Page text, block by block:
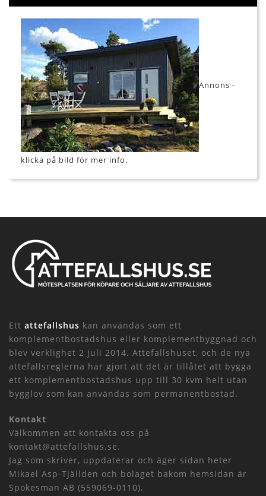
Annons -
klicka på bild för mer info.
Ett attefallshus kan användas som ett
komplementbostadshus eller komplementbyggnad och
blev verklighet 2 juli 2014. Attefallshuset, och de nya
attefallsreglerna har gjort att det är tillåtet att bygga
ett komplementbostadshus upp till 30 kvm helt utan
bygglov som kan användas som permanentbostad.
Kontakt
Välkommen att kontakta oss på
kontakt@attefallshus.se.
Jag som skriver, uppdaterar och äger sidan heter
Mikael Asp-Tjällden och bolaget bakom hemsidan är
Spokesman AB (559069-0110).